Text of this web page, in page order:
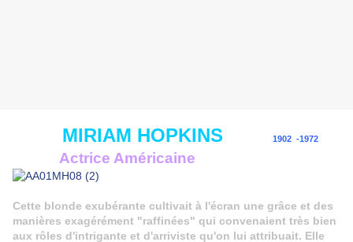
MIRIAM HOPKINS 1902 -1972
Actrice Américaine
Cette blonde exubérante cultivait à l'écran une grâce et des
manières exagérément "raffinées" qui convenaient très bien
aux rôles d'intrigante et d'arriviste qu'on lui attribuait. Elle